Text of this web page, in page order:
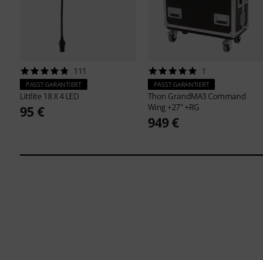
111
PASST GARANTIERT
Littlite 18 X 4 LED
95 €
1
PASST GARANTIERT
Thon GrandMA3 Command
Wing +27" +RG
949 €